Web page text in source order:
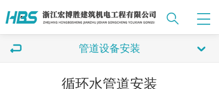
管道设备安装
循环水管道安装